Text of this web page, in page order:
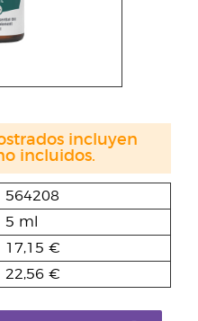
564208
5 ml
17,15 €
22,56 €
incluyen
incluidos.